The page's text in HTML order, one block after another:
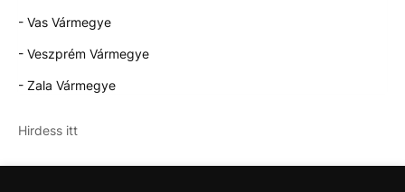
- Vas Vármegye
- Veszprém Vármegye
- Zala Vármegye
Hirdess itt